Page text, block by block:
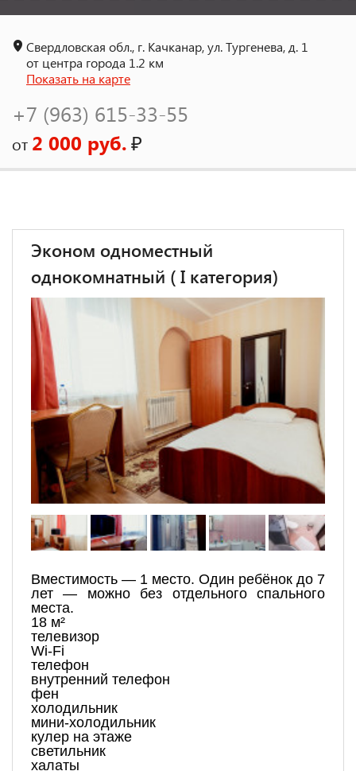
Свердловская обл., г. Качканар, ул. Тургенева, д. 1
от центра города 1.2 км
Показать на карте
+7 (963) 615-33-55
от 2 000 руб.₽
Эконом одноместный
однокомнатный ( I категория)
Вместимость — 1 место. Один ребёнок до 7
лет — можно без отдельного спального
места.
18 м²
телевизор
Wi-Fi
телефон
внутренний телефон
фен
холодильник
мини-холодильник
кулер на этаже
светильник
халаты